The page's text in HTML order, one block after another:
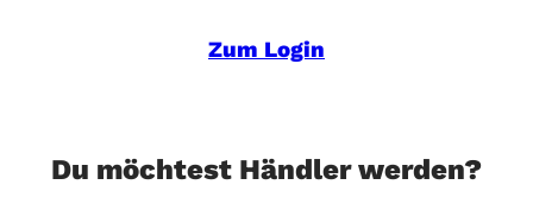
Zum Login
Du möchtest Händler werden?